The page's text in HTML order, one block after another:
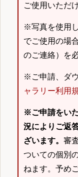
ご使用いただ
※写真を使用
でご使用の場
のご連絡）を
※ご申請、ダ
ャラリー利用
※ご申請をい
況によりご返
ざいます。 審
ついての個別
ねます。予め